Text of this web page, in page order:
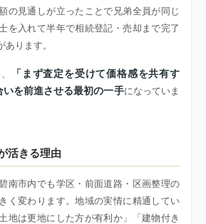
の見通しが立ったことで兄弟全員が同じ
を入れて半年で相続登記・売却まで完了
あります。
「まず査定を受けて価格感を共有す
を前進させる最初の一手になっていま
活きる理由
南市内でも学区・前面道路・区画整理の
く変わります。地域の実情に精通してい
地は更地にした方が有利か」「建物付き